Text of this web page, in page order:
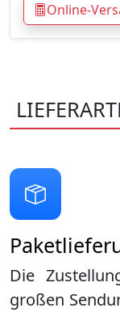
Online-
Die
großen